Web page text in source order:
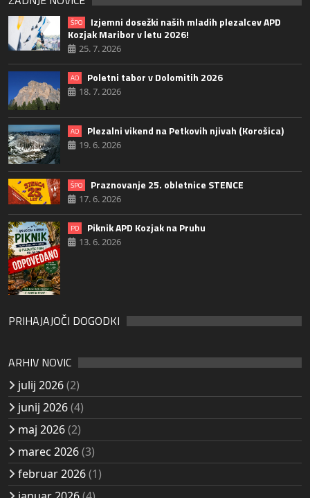
ŠPO
Izjemni dosežki naših mladih plezalcev APD
Kozjak Maribor v letu 2026!
25. 7. 2026
AO Poletni tabor v Dolomitih 2026
18. 7. 2026
AO Plezalni vikend na Petkovih njivah (Korošica)
19. 6. 2026
ŠPO Praznovanje 25. obletnice STENCE
17. 6. 2026
PD Piknik APD Kozjak na Pruhu
13. 6. 2026
PRIHAJAJOČI DOGODKI
ARHIV NOVIC
julij 2026(2)
junij 2026(4)
maj 2026(2)
marec 2026(3)
februar 2026(1)